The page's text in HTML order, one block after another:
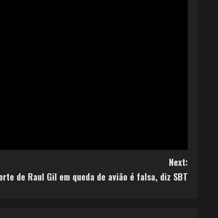
Next:
de Raul Gil em queda de avião é falsa, diz SBT